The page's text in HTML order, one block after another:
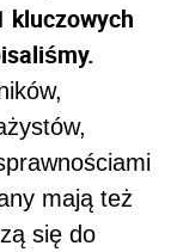
kluczowych
mają też
się do